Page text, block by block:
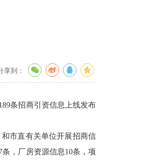
享到：
条招商引资信息上线发布
市直有关单位开展招商信
，厂房资源信息10条，项